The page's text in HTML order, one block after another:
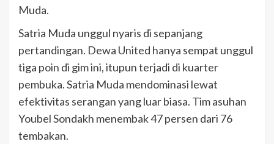
Muda.
Satria Muda unggul nyaris di sepanjang
pertandingan. Dewa United hanya sempat unggul
tiga poin di gim ini, itupun terjadi di kuarter
pembuka. Satria Muda mendominasi lewat
efektivitas serangan yang luar biasa. Tim asuhan
Youbel Sondakh menembak 47 persen dari 76
tembakan.